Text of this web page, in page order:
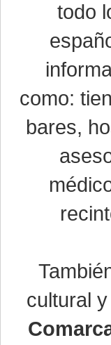
todo
como:
bares,
cultural